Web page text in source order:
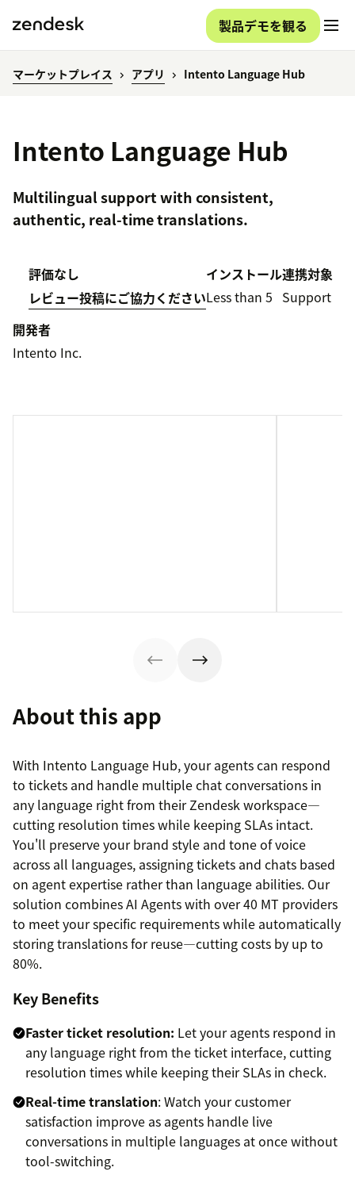
製品デモを観る
マーケットプレイス アプリ Intento Language Hub
Intento Language Hub
Multilingual support with consistent,
authentic, real-time translations.
評価なし
レビュー投稿にご協力ください
インストール
Less than 5
連携対象
Support
開発者
Intento Inc.
About this app
With Intento Language Hub, your agents can respond
to tickets and handle multiple chat conversations in
any language right from their Zendesk workspace—
cutting resolution times while keeping SLAs intact.
You'll preserve your brand style and tone of voice
across all languages, assigning tickets and chats based
on agent expertise rather than language abilities. Our
solution combines AI Agents with over 40 MT providers
to meet your specific requirements while automatically
storing translations for reuse—cutting costs by up to
80%.
Key Benefits
Faster ticket resolution: Let your agents respond in
any language right from the ticket interface, cutting
resolution times while keeping their SLAs in check.
Real-time translation: Watch your customer
satisfaction improve as agents handle live
conversations in multiple languages at once without
tool-switching.